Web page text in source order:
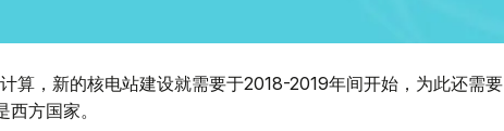
算，新的核电站建设就需要于2018-2019年间开始，为此还需要
方国家。